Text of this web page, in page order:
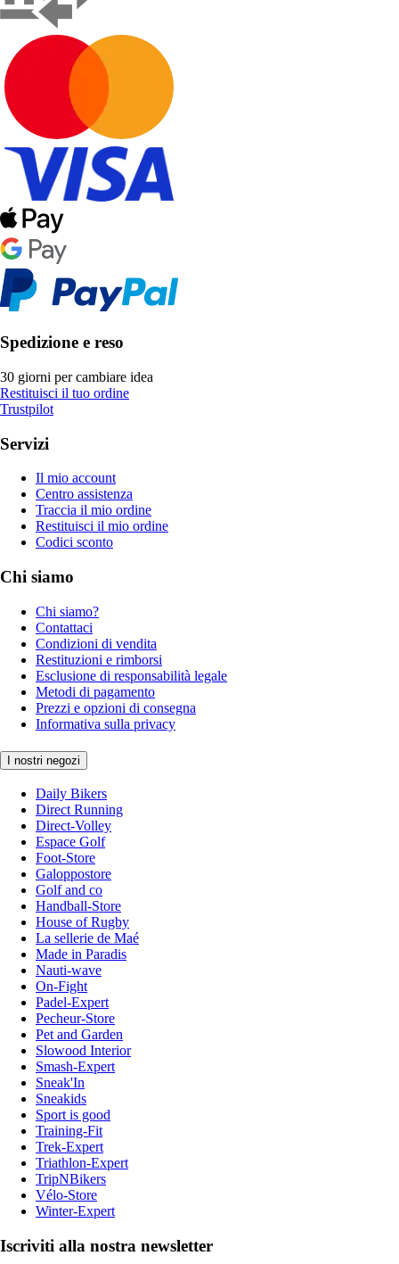
Spedizione e reso
30 giorni per cambiare idea
Restituisci il tuo ordine
Trustpilot
Servizi
Il mio account
Centro assistenza
Traccia il mio ordine
Restituisci il mio ordine
Codici sconto
Chi siamo
Chi siamo?
Contattaci
Condizioni di vendita
Restituzioni e rimborsi
Esclusione di responsabilità legale
Metodi di pagamento
Prezzi e opzioni di consegna
Informativa sulla privacy
I nostri negozi
Daily Bikers
Direct Running
Direct-Volley
Espace Golf
Foot-Store
Galoppostore
Golf and co
Handball-Store
House of Rugby
La sellerie de Maé
Made in Paradis
Nauti-wave
On-Fight
Padel-Expert
Pecheur-Store
Pet and Garden
Slowood Interior
Smash-Expert
Sneak'In
Sneakids
Sport is good
Training-Fit
Trek-Expert
Triathlon-Expert
TripNBikers
Vélo-Store
Winter-Expert
Iscriviti alla nostra newsletter